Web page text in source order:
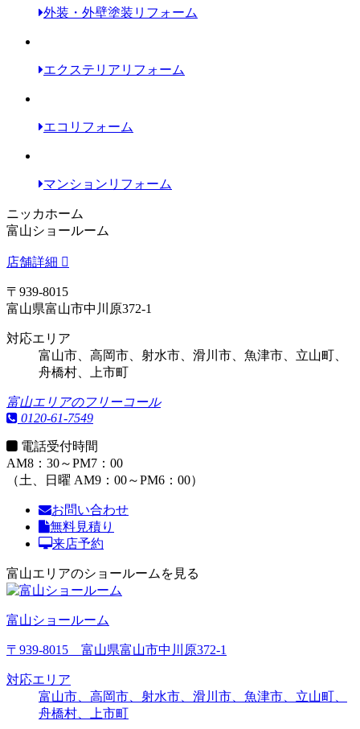
外装・外壁塗装リフォーム
エクステリアリフォーム
エコリフォーム
マンションリフォーム
ニッカホーム
富山ショールーム
店舗詳細
〒939-8015
富山県富山市中川原372-1
対応エリア
富山市、高岡市、射水市、滑川市、魚津市、立山町、
舟橋村、上市町
富山エリアのフリーコール
0120-61-7549
電話受付時間
AM8：30～PM7：00
（土、日曜 AM9：00～PM6：00）
お問い合わせ
無料見積り
来店予約
富山エリアのショールームを見る
富山ショールーム
〒939-8015 富山県富山市中川原372-1
対応エリア
富山市、高岡市、射水市、滑川市、魚津市、立山町、
舟橋村、上市町